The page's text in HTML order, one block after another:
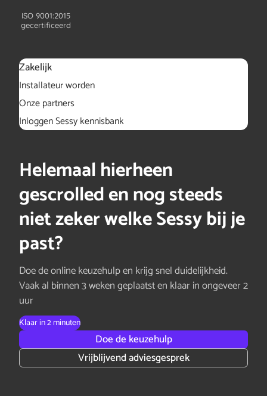
ISO 9001:2015
gecertificeerd
Zakelijk
Installateur worden
Onze partners
Inloggen Sessy kennisbank
Helemaal hierheen
gescrolled en nog steeds
niet zeker welke Sessy bij je
past?
Doe de online keuzehulp en krijg snel duidelijkheid.
Vaak al binnen 3 weken geplaatst en klaar in ongeveer 2
uur
Klaar in 2 minuten
Doe de keuzehulp
Vrijblijvend adviesgesprek